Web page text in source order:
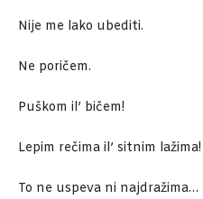
Nije me lako ubediti.
Ne poričem.
Puškom il’ bičem!
Lepim rečima il’ sitnim lažima!
To ne uspeva ni najdražima…